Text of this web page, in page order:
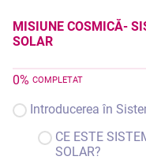
MISIUNE COSMICĂ-
SOLAR
0% COMPLETAT
Introducerea în
CE ESTE
SOLAR?
MISIUNE